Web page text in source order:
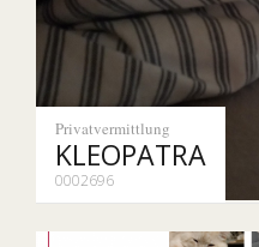
Privatvermittlung
KLEOPATRA
0002696